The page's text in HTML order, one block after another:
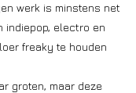
werk is minstens net
indiepop, electro en
freaky te houden
groten, maar deze